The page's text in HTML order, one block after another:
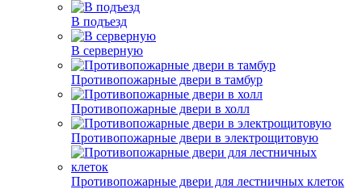
В подъезд
В серверную
Противопожарные двери в тамбур
Противопожарные двери в холл
Противопожарные двери в электрощитовую
Противопожарные двери для лестничных клеток